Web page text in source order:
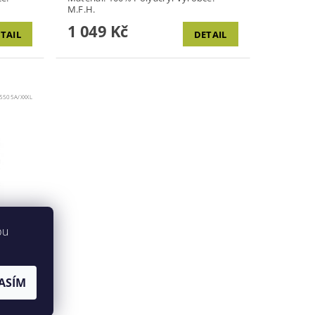
M.F.H.
1 049 Kč DETAIL
XXXL